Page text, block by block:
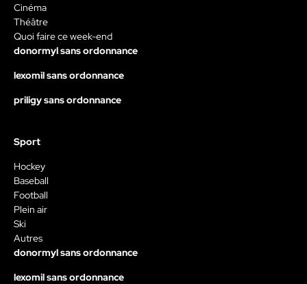
Cinéma
Théâtre
Quoi faire ce week-end
donormyl sans ordonnance
lexomil sans ordonnance
priligy sans ordonnance
Sport
Hockey
Baseball
Football
Plein air
Ski
Autres
donormyl sans ordonnance
lexomil sans ordonnance